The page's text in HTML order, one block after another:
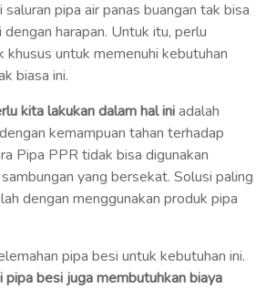
pipa air panas buangan tak bisa
harapan. Untuk itu, perlu
khusus untuk memenuhi kebutuhan
biasa ini.
kita lakukan dalam hal iniadalah
kemampuan tahan terhadap
Pipa PPR tidak bisa digunakan
yang bersekat. Solusi paling
dengan menggunakan produk pipa
pipa besi untuk kebutuhan ini.
pipa besi juga membutuhkan biaya